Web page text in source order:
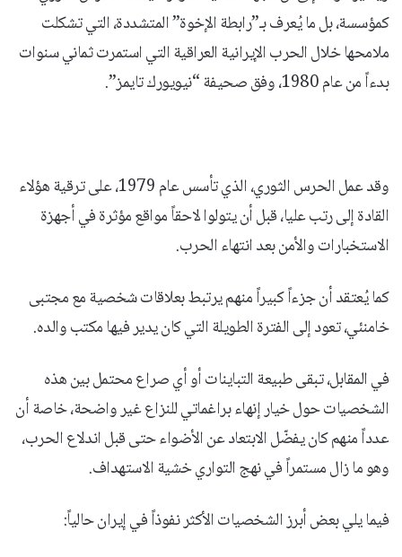
كمؤسسة، بل ما يُعرف بـ”رابطة الإخوة” المتشددة، التي تشكلت
ملامحها خلال الحرب الإيرانية العراقية التي استمرت ثماني سنوات
بدءاً من عام 1980، وفق صحيفة “نيويورك تايمز”.
وقد عمل الحرس الثوري، الذي تأسس عام 1979، على ترقية هؤلاء
القادة إلى رتب عليا، قبل أن يتولوا لاحقاً مواقع مؤثرة في أجهزة
الاستخبارات والأمن بعد انتهاء الحرب.
كما يُعتقد أن جزءاً كبيراً منهم يرتبط بعلاقات شخصية مع مجتبى
خامنئي، تعود إلى الفترة الطويلة التي كان يدير فيها مكتب والده.
في المقابل، تبقى طبيعة التباينات أو أي صراع محتمل بين هذه
الشخصيات حول خيار إنهاء براغماتي للنزاع غير واضحة، خاصة أن
عدداً منهم كان يفضّل الابتعاد عن الأضواء حتى قبل اندلاع الحرب،
وهو ما زال مستمراً في نهج التواري خشية الاستهداف.
فيما يلي بعض أبرز الشخصيات الأكثر نفوذاً في إيران حالياً: